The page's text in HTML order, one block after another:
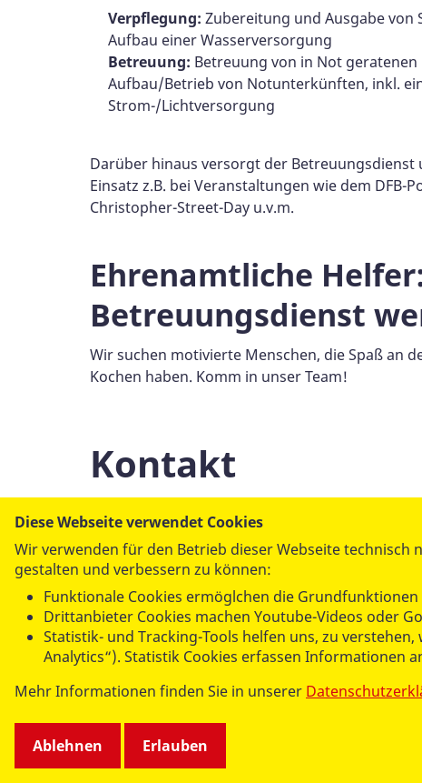
Verpflegung: Zubereitung und Ausgabe von
Aufbau einer Wasserversorgung
Betreuung: Betreuung von in Not geratenen
Aufbau/Betrieb von Notunterkünften, inkl.
Strom-/Lichtversorgung
Darüber hinaus versorgt der Betreuungsdienst
Einsatz z.B. bei Veranstaltungen wie dem DFB-
Christopher-Street-Day u.v.m.
Ehrenamtliche
Betreuungsdienst
Wir suchen motivierte Menschen, die Spaß an
Kochen haben. Komm in unser Team!
Kontakt
Diese Webseite verwendet Cookies
Wir verwenden für den Betrieb dieser Webseite technisch
gestalten und verbessern zu können:
Funktionale Cookies ermöglchen die Grundfunktionen
Drittanbieter Cookies machen Youtube-Videos oder
Statistik- und Tracking-Tools helfen uns, zu
Analytics“). Statistik Cookies erfassen Informationen
Mehr Informationen finden Sie in unserer
Ablehnen Erlauben